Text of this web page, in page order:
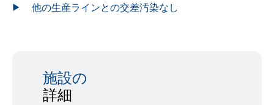
他の生産ラインとの交差汚染なし
施設の
詳細